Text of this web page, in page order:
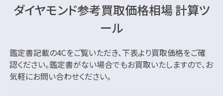
ダイヤモンド参考買取価格相場 計算ツ
ール
鑑定書記載の4Cをご覧いただき、下表より買取価格をご確
認ください。鑑定書がない場合でもお買取いたしますので、お
気軽にお問い合わせください。